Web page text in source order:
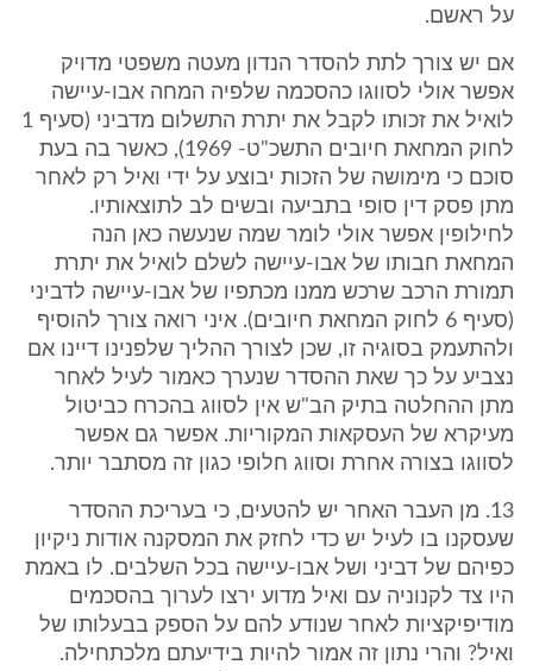
על ראשם.
אם יש צורך לתת להסדר הנדון מעטה משפטי מדויק
אפשר אולי לסווגו כהסכמה שלפיה המחה אבו-עיישה
לואיל את זכותו לקבל את יתרת התשלום מדביני (סעיף 1
לחוק המחאת חיובים התשכ"ט- 1969), כאשר בה בעת
סוכם כי מימושה של הזכות יבוצע על ידי ואיל רק לאחר
מתן פסק דין סופי בתביעה ובשים לב לתוצאותיו.
לחילופין אפשר אולי לומר שמה שנעשה כאן הנה
המחאת חבותו של אבו-עיישה לשלם לואיל את יתרת
תמורת הרכב שרכש ממנו מכתפיו של אבו-עיישה לדביני
(סעיף 6 לחוק המחאת חיובים). איני רואה צורך להוסיף
ולהתעמק בסוגיה זו, שכן לצורך ההליך שלפנינו דיינו אם
נצביע על כך שאת ההסדר שנערך כאמור לעיל לאחר
מתן ההחלטה בתיק הב"ש אין לסווג בהכרח כביטול
מעיקרא של העסקאות המקוריות. אפשר גם אפשר
לסווגו בצורה אחרת וסווג חלופי כגון זה מסתבר יותר.
13. מן העבר האחר יש להטעים, כי בעריכת ההסדר
שעסקנו בו לעיל יש כדי לחזק את המסקנה אודות ניקיון
כפיהם של דביני ושל אבו-עיישה בכל השלבים. לו באמת
היו צד לקנוניה עם ואיל מדוע ירצו לערוך בהסכמים
מודיפיקציות לאחר שנודע להם על הספק בבעלותו של
ואיל? והרי נתון זה אמור להיות בידיעתם מלכתחילה.